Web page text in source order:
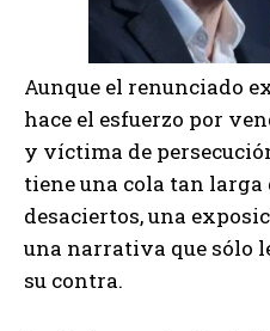
Aunque el renunciado
hace el esfuerzo por
y víctima de
tiene una cola tan larga
desaciertos, una
una narrativa que sólo
su contra.